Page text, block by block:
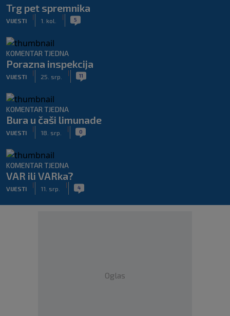
Trg pet spremnika
VIJESTI
|
1. kol.
| 5
KOMENTAR TJEDNA
Porazna inspekcija
VIJESTI
|
25. srp.
| 11
KOMENTAR TJEDNA
Bura u čaši limunade
VIJESTI
|
18. srp.
| 0
KOMENTAR TJEDNA
VAR ili VARka?
VIJESTI
|
11. srp.
| 4
Oglas